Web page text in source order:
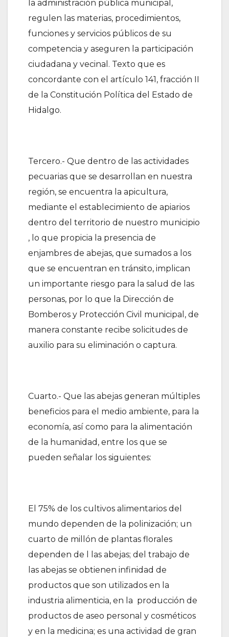
la administración pública municipal,
regulen las materias, procedimientos,
funciones y servicios públicos de su
competencia y aseguren la participación
ciudadana y vecinal. Texto que es
concordante con el artículo 141, fracción II
de la Constitución Política del Estado de
Hidalgo.
Tercero.- Que dentro de las actividades
pecuarias que se desarrollan en nuestra
región, se encuentra la apicultura,
mediante el establecimiento de apiarios
dentro del territorio de nuestro municipio
, lo que propicia la presencia de
enjambres de abejas, que sumados a los
que se encuentran en tránsito, implican
un importante riesgo para la salud de las
personas, por lo que la Dirección de
Bomberos y Protección Civil municipal, de
manera constante recibe solicitudes de
auxilio para su eliminación o captura.
Cuarto.- Que las abejas generan múltiples
beneficios para el medio ambiente, para la
economía, así como para la alimentación
de la humanidad, entre los que se
pueden señalar los siguientes:
El 75% de los cultivos alimentarios del
mundo dependen de la polinización; un
cuarto de millón de plantas florales
dependen de l las abejas; del trabajo de
las abejas se obtienen infinidad de
productos que son utilizados en la
industria alimenticia, en la producción de
productos de aseo personal y cosméticos
y en la medicina; es una actividad de gran